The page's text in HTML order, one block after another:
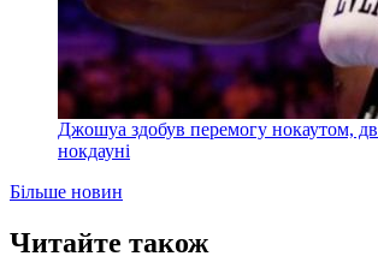
Джошуа здобув перемогу нокаутом,
нокдауні
Більше новин
Читайте також